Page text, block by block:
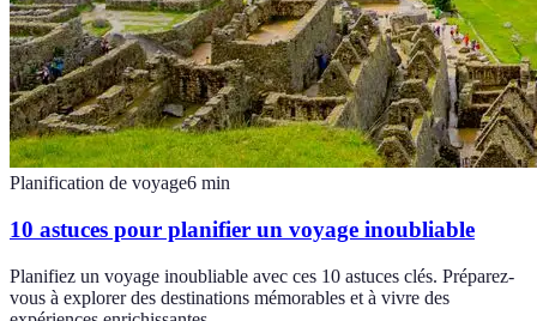
Planification de voyage6 min
10 astuces pour planifier un voyage inoubliable
Planifiez un voyage inoubliable avec ces 10 astuces clés. Préparez-
vous à explorer des destinations mémorables et à vivre des